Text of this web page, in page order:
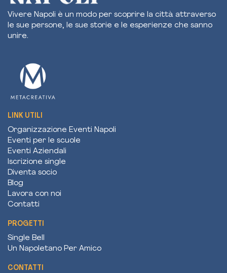
Vivere Napoli è un modo per scoprire la città attraverso
le sue persone, le sue storie e le esperienze che sanno
unire.
LINK UTILI
Organizzazione Eventi Napoli
Eventi per le scuole
Eventi Aziendali
Iscrizione single
Diventa socio
Blog
Lavora con noi
Contatti
PROGETTI
Single Bell
Un Napoletano Per Amico
CONTATTI